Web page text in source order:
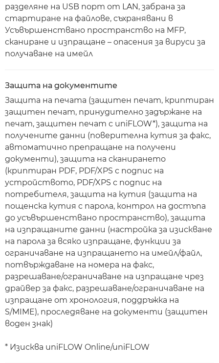
разделяне на USB порт от LAN, забрана за
стартиране на файлове, съхранявани в
Усъвършенствано пространство на MFP,
сканиране и изпращане – опасения за вируси за
получаване на имейл
Защита на документите
Защита на печата (защитен печат, криптиран
защитен печат, принудително задържане на
печат, защитен печат с uniFLOW*), защита на
получените данни (поверителна кутия за факс,
автоматично препращане на получени
документи), защита на сканирането
(криптиран PDF, PDF/XPS с подпис на
устройството, PDF/XPS с подпис на
потребителя, защита на кутия (защита на
пощенска кутия с парола, контрол на достъпа
до усъвършенствано пространство), защита
на изпращаните данни (настройка за изискване
на парола за всяко изпращане, функции за
ограничаване на изпращането на имейл/файл,
потвърждаване на номера на факс,
разрешаване/ограничаване на изпращане чрез
драйвер за факс, разрешаване/ограничаване на
изпращане от хронология, поддръжка на
S/MIME), проследяване на документи (защитен
воден знак)
* Изисква uniFLOW Online/uniFLOW